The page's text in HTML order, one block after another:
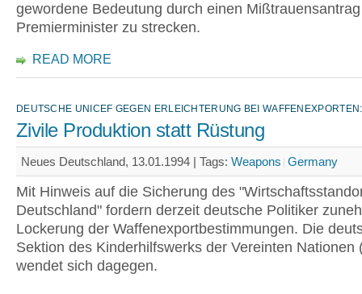
gewordene Bedeutung durch einen
Premierminister zu strecken.
READ MORE
DEUTSCHE UNICEF GEGEN ERLEICHTERUNG BEI WAFFENEXPORTEN:
Zivile Produktion statt Rüstung
Neues Deutschland, 13.01.1994 | Tags: Weapons Germany
Mit Hinweis auf die Sicherung des
Deutschland" fordern derzeit deutsche Politiker
Lockerung der Waffenexportbestimmungen. Die
Sektion des Kinderhilfswerks der Vereinten Nationen
wendet sich dagegen.